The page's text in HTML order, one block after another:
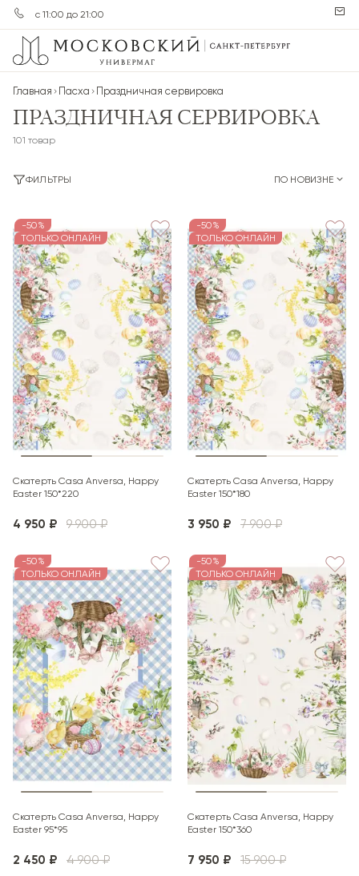
с 11:00 до 21:00
Главная Пасха Праздничная сервировка
ПРАЗДНИЧНАЯ СЕРВИРОВКА
101 товар
ФИЛЬТРЫ ПО НОВИЗНЕ
-50%
ТОЛЬКО ОНЛАЙН
Скатерть Casa Anversa, Happy
Easter 150*220
4 950 ₽ 9 900 ₽
-50%
ТОЛЬКО ОНЛАЙН
Скатерть Casa Anversa, Happy
Easter 150*180
3 950 ₽ 7 900 ₽
-50%
ТОЛЬКО ОНЛАЙН
Скатерть Casa Anversa, Happy
Easter 95*95
2 450 ₽ 4 900 ₽
-50%
ТОЛЬКО ОНЛАЙН
Скатерть Casa Anversa, Happy
Easter 150*360
7 950 ₽ 15 900 ₽